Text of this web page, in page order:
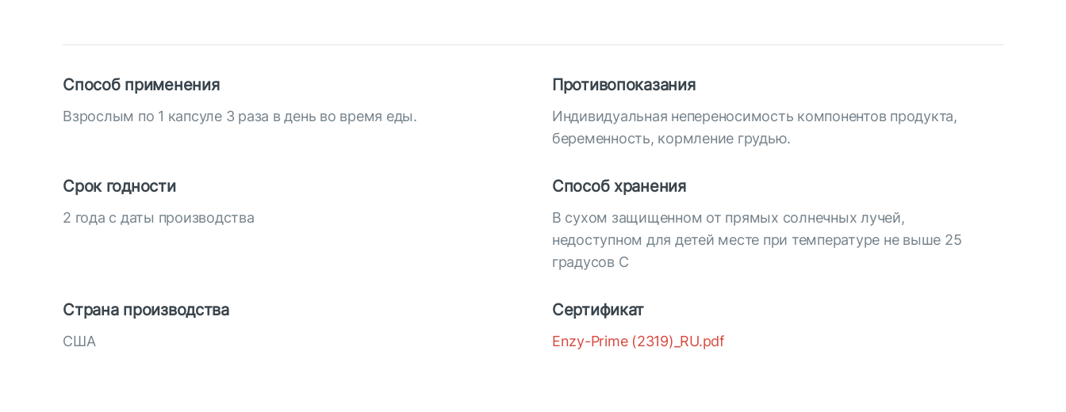
Способ применения
Взрослым по 1 капсуле 3 раза в день во время еды.
Противопоказания
Индивидуальная непереносимость компонентов продукта,
беременность, кормление грудью.
Срок годности
2 года с даты производства
Способ хранения
В сухом защищенном от прямых солнечных лучей,
недоступном для детей месте при температуре не выше 25
градусов С
Страна производства
США
Сертификат
Enzy-Prime (2319)_RU.pdf